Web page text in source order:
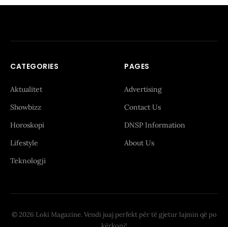
CATEGORIES
Aktualitet
Showbizz
Horoskopi
Lifestyle
Teknologji
PAGES
Advertising
Contact Us
DNSP Information
About Us
© 2026 Loki Magazine. Vendi juaj perfekt për të gjetur lajmin që po